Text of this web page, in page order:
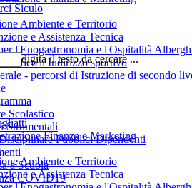
Siculo
digita il testo da cercare ...
Finanza e Marketing
Ambiente e Territorio
e Assistenza Tecnica
Ambiente e Territorio
e Assistenza Tecnica
l'Enogastronomia e l'Ospitalità
a Indirizzo sportivo
- percorsi di Istruzione di secondo
Scolastico
Strumentali
Pubblici Dipendenti
a Scuola
COVID19